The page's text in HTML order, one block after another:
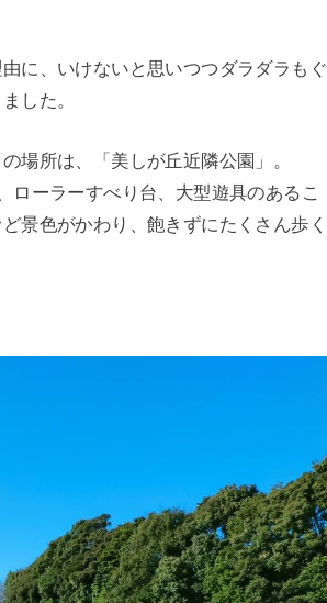
に、いけないと思いつつダラダラもぐ
した。
場所は、「美しが丘近隣公園」。
ローラーすべり台、大型遊具のあるこ
景色がかわり、飽きずにたくさん歩く